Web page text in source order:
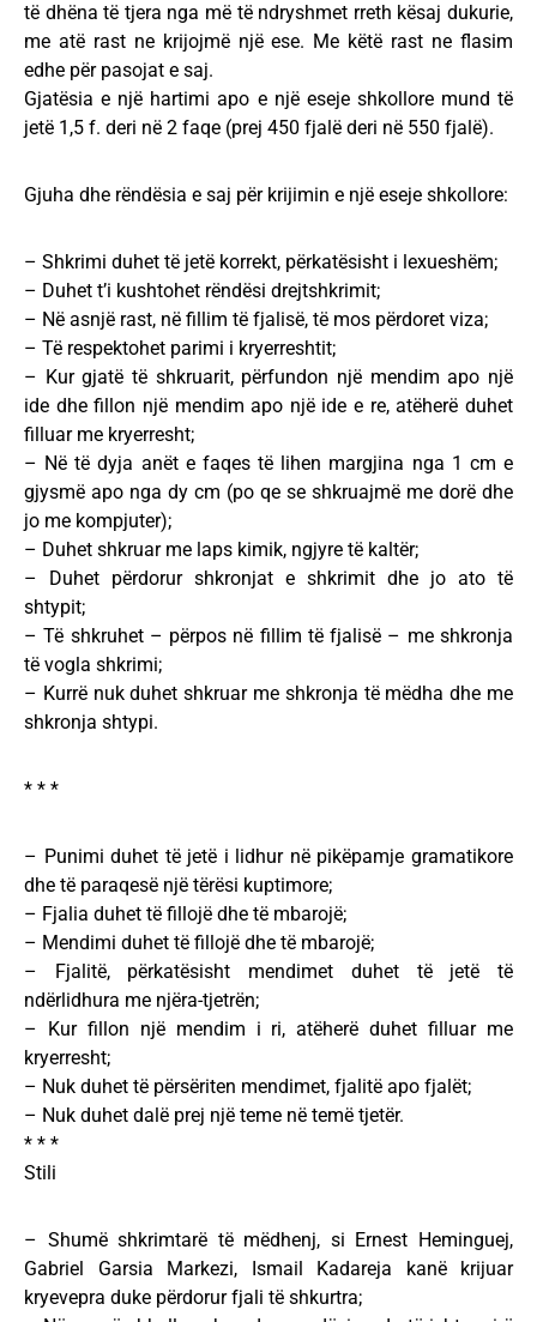
të dhëna të tjera nga më të ndryshmet rreth kësaj dukurie,
me atë rast ne krijojmë një ese. Me këtë rast ne flasim
edhe për pasojat e saj.
Gjatësia e një hartimi apo e një eseje shkollore mund të
jetë 1,5 f. deri në 2 faqe (prej 450 fjalë deri në 550 fjalë).
Gjuha dhe rëndësia e saj për krijimin e një eseje shkollore:
– Shkrimi duhet të jetë korrekt, përkatësisht i lexueshëm;
– Duhet t’i kushtohet rëndësi drejtshkrimit;
– Në asnjë rast, në fillim të fjalisë, të mos përdoret viza;
– Të respektohet parimi i kryerreshtit;
– Kur gjatë të shkruarit, përfundon një mendim apo një
ide dhe fillon një mendim apo një ide e re, atëherë duhet
filluar me kryerresht;
– Në të dyja anët e faqes të lihen margjina nga 1 cm e
gjysmë apo nga dy cm (po qe se shkruajmë me dorë dhe
jo me kompjuter);
– Duhet shkruar me laps kimik, ngjyre të kaltër;
– Duhet përdorur shkronjat e shkrimit dhe jo ato të
shtypit;
– Të shkruhet – përpos në fillim të fjalisë – me shkronja
të vogla shkrimi;
– Kurrë nuk duhet shkruar me shkronja të mëdha dhe me
shkronja shtypi.
* * *
– Punimi duhet të jetë i lidhur në pikëpamje gramatikore
dhe të paraqesë një tërësi kuptimore;
– Fjalia duhet të fillojë dhe të mbarojë;
– Mendimi duhet të fillojë dhe të mbarojë;
– Fjalitë, përkatësisht mendimet duhet të jetë të
ndërlidhura me njëra-tjetrën;
– Kur fillon një mendim i ri, atëherë duhet filluar me
kryerresht;
– Nuk duhet të përsëriten mendimet, fjalitë apo fjalët;
– Nuk duhet dalë prej një teme në temë tjetër.
* * *
Stili
– Shumë shkrimtarë të mëdhenj, si Ernest Heminguej,
Gabriel Garsia Markezi, Ismail Kadareja kanë krijuar
kryevepra duke përdorur fjali të shkurtra;